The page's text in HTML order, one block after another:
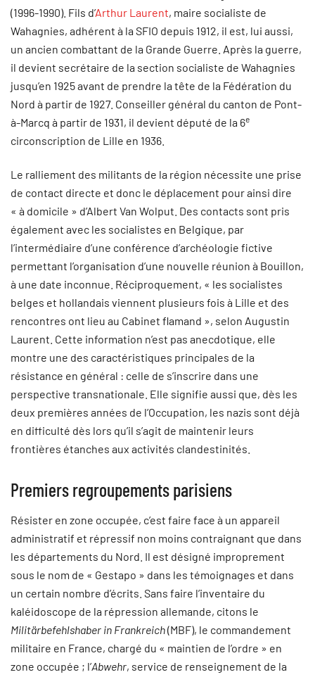
(1996-1990). Fils d’Arthur Laurent, maire socialiste de
Wahagnies, adhérent à la SFIO depuis 1912, il est, lui aussi,
un ancien combattant de la Grande Guerre. Après la guerre,
il devient secrétaire de la section socialiste de Wahagnies
jusqu’en 1925 avant de prendre la tête de la Fédération du
Nord à partir de 1927. Conseiller général du canton de Pont-
à-Marcq à partir de 1931, il devient député de la 6e
circonscription de Lille en 1936.
Le ralliement des militants de la région nécessite une prise
de contact directe et donc le déplacement pour ainsi dire
« à domicile » d’Albert Van Wolput. Des contacts sont pris
également avec les socialistes en Belgique, par
l’intermédiaire d’une conférence d’archéologie fictive
permettant l’organisation d’une nouvelle réunion à Bouillon,
à une date inconnue. Réciproquement, « les socialistes
belges et hollandais viennent plusieurs fois à Lille et des
rencontres ont lieu au Cabinet flamand », selon Augustin
Laurent. Cette information n’est pas anecdotique, elle
montre une des caractéristiques principales de la
résistance en général : celle de s’inscrire dans une
perspective transnationale. Elle signifie aussi que, dès les
deux premières années de l’Occupation, les nazis sont déjà
en difficulté dès lors qu’il s’agit de maintenir leurs
frontières étanches aux activités clandestinités.
Premiers regroupements parisiens
Résister en zone occupée, c’est faire face à un appareil
administratif et répressif non moins contraignant que dans
les départements du Nord. Il est désigné improprement
sous le nom de « Gestapo » dans les témoignages et dans
un certain nombre d’écrits. Sans faire l’inventaire du
kaléidoscope de la répression allemande, citons le
Militärbefehlshaber in Frankreich(MBF), le commandement
militaire en France, chargé du « maintien de l’ordre » en
zone occupée ; l’Abwehr, service de renseignement de la